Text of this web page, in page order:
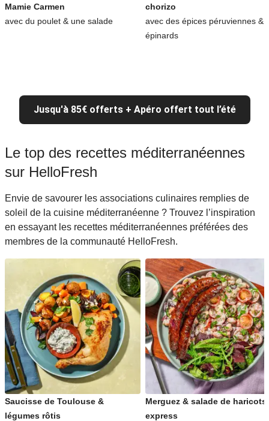
Mamie Carmen
avec du poulet & une salade
chorizo
avec des épices péruviennes &
épinards
Jusqu'à 85€ offerts + Apéro offert tout l’été
Le top des recettes méditerranéennes
sur HelloFresh
Envie de savourer les associations culinaires remplies de
soleil de la cuisine méditerranéenne ? Trouvez l’inspiration
en essayant les recettes méditerranéennes préférées des
membres de la communauté HelloFresh.
Saucisse de Toulouse &
légumes rôtis
Merguez & salade de haricots
express